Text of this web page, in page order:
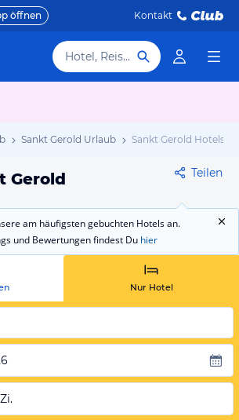
öffnen Kontakt
Hotel, Reiseziel
Sankt Gerold Urlaub Sankt Gerold Hotels
Gerold Teilen
am häufigsten gebuchten Hotels an.
und Bewertungen findest Du hier
Nur Hotel